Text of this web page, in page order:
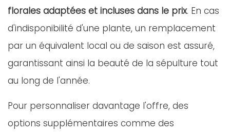
florales adaptées et incluses dans le prix. En cas
d'indisponibilité d'une plante, un remplacement
par un équivalent local ou de saison est assuré,
garantissant ainsi la beauté de la sépulture tout
au long de l'année.
Pour personnaliser davantage l'offre, des
options supplémentaires comme des